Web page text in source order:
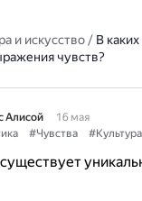
и искусство/ В
чувств?
Алисой
16 мая
#Чувства #Культура
существует